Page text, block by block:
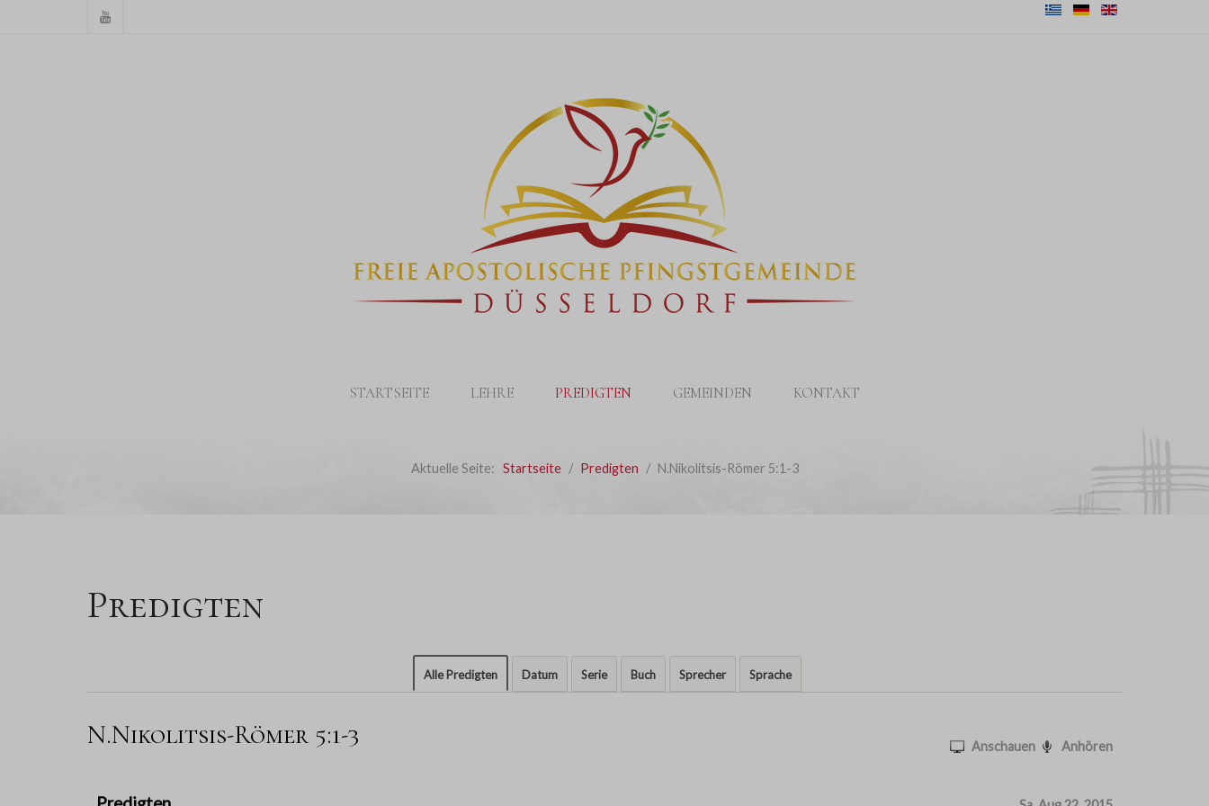
STARTSEITE LEHRE PREDIGTEN GEMEINDEN KONTAKT
Aktuelle Seite: Startseite Predigten N.Nikolitsis-Römer 5:1-3
Predigten
Alle Predigten Datum Serie Buch Sprecher Sprache
Anschauen Anhören
N.Nikolitsis-Römer 5:1-3